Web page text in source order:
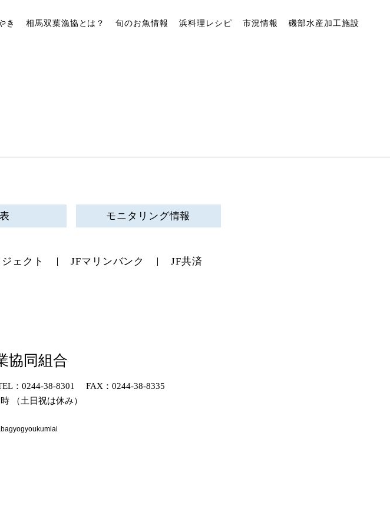
き 相馬双葉漁協とは？ 旬のお魚情報 浜料理レシピ 市況情報 磯部水産加工施設
モニタリング情報
ェクト JFマリンバンク JF共済
協同組合
：0244-38-8301 FAX：0244-38-8335
（土日祝は休み）